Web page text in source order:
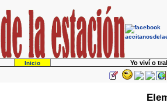
Inicio Yo viví o